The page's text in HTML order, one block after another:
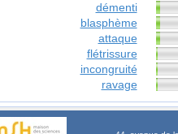
démenti
blasphème
attaque
flétrissure
incongruité
ravage